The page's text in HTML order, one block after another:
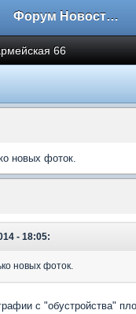
Форум Новостройки
66
новых фоток.
- 18:05:
новых фоток.
с "обустройства"